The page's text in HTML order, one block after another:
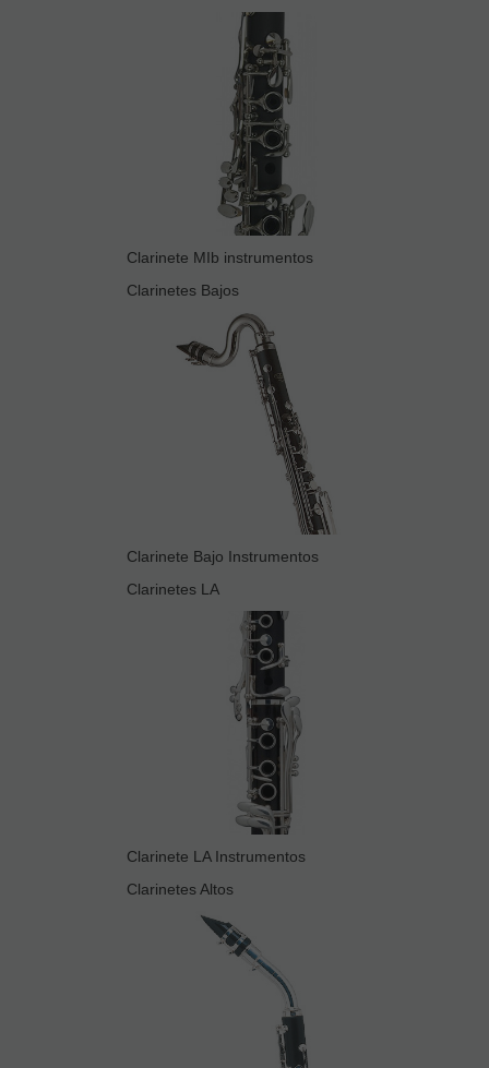
Clarinete MIb instrumentos
Clarinetes Bajos
Clarinete Bajo Instrumentos
Clarinetes LA
Clarinete LA Instrumentos
Clarinetes Altos